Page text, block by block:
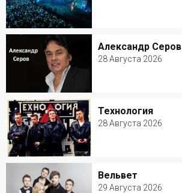
28 Августа 2026
VK Stadium
Популярная музыка
Александр Серов
28 Августа 2026
Александр Серов
28 Августа 2026
Ресторан Petter
Популярная музыка
Технология
28 Августа 2026
Технология
28 Августа 2026
Клуб Шестнадцать тонн
Популярная музыка
Вельвет
29 Августа 2026
Вельвет